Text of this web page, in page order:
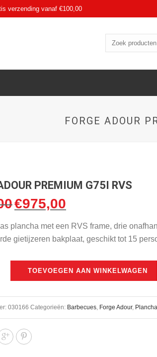
verzending vanaf €100,00
FORGE ADOUR
PREMIUM G75I RVS
Oorspronkelijke
was:
€999,00.
€975,00
is:
€975,00.
plancha met een RVS frame, drie
gietijzeren bakplaat, geschikt tot 15
TOEVOEGEN AAN WINKELWAGEN
030166 Categorieën: Barbecues, Forge Adour,